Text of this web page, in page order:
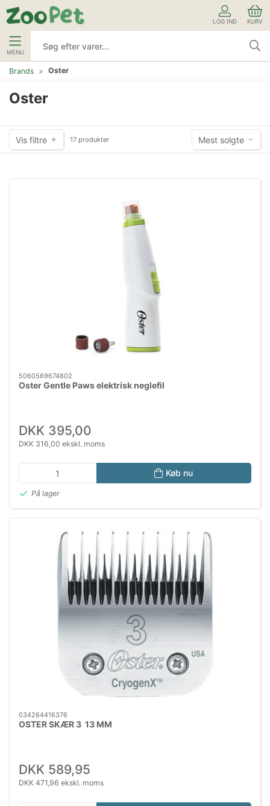
LOG IND KURV
MENU
Brands Oster
Oster
Vis filtre 17 produkter Mest solgte
5060569674802
Oster Gentle Paws elektrisk neglefil
DKK 395,00
DKK 316,00 ekskl. moms
Køb nu
På lager
034264416376
OSTER SKÆR 3 13 MM
DKK 589,95
DKK 471,96 ekskl. moms